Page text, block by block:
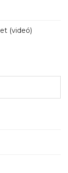
(videó)